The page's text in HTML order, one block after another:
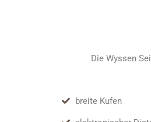
Die Wyssen
breite Kufen